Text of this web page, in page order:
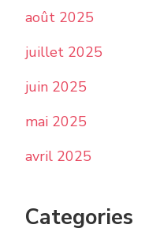
août 2025
juillet 2025
juin 2025
mai 2025
avril 2025
Categories